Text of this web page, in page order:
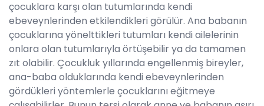
çocuklara karşı olan tutumlarında kendi
ebeveynlerinden etkilendikleri görülür. Ana babanın
çocuklarına yönelttikleri tutumları kendi ailelerinin
onlara olan tutumlarıyla örtüşebilir ya da tamamen
zıt olabilir. Çocukluk yıllarında engellenmiş bireyler,
ana-baba olduklarında kendi ebeveynlerinden
gördükleri yöntemlerle çocuklarını eğitmeye